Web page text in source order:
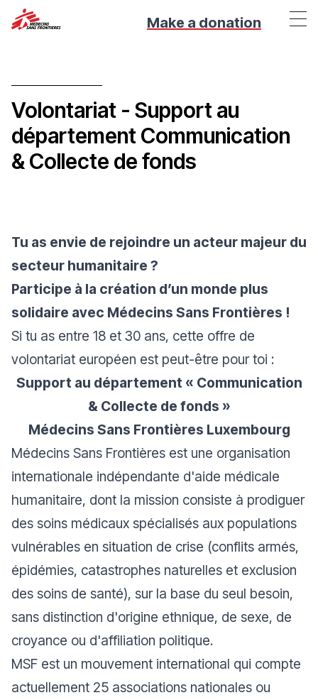
Make a donation
Volontariat - Support au
département Communication
& Collecte de fonds
Tu as envie de rejoindre un acteur majeur du
secteur humanitaire ?
Participe à la création d’un monde plus
solidaire avec Médecins Sans Frontières !
Si tu as entre 18 et 30 ans, cette offre de
volontariat européen est peut-être pour toi :
Support au département « Communication
& Collecte de fonds »
Médecins Sans Frontières Luxembourg
Médecins Sans Frontières est une organisation
internationale indépendante d'aide médicale
humanitaire, dont la mission consiste à prodiguer
des soins médicaux spécialisés aux populations
vulnérables en situation de crise (conflits armés,
épidémies, catastrophes naturelles et exclusion
des soins de santé), sur la base du seul besoin,
sans distinction d'origine ethnique, de sexe, de
croyance ou d'affiliation politique.
MSF est un mouvement international qui compte
actuellement 25 associations nationales ou